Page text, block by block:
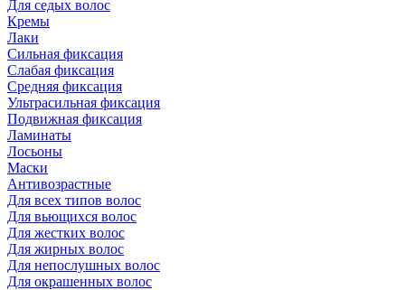
Для седых волос
Кремы
Лаки
Сильная фиксация
Слабая фиксация
Средняя фиксация
Ультрасильная фиксация
Подвижная фиксация
Ламинаты
Лосьоны
Маски
Антивозрастные
Для всех типов волос
Для вьющихся волос
Для жестких волос
Для жирных волос
Для непослушных волос
Для окрашенных волос